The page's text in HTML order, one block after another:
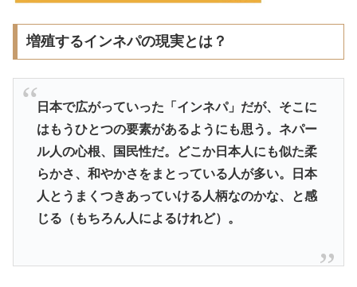
増殖するインネパの現実とは？
日本で広がっていった「インネパ」だが、そこに
はもうひとつの要素があるようにも思う。ネパー
ル人の心根、国民性だ。どこか日本人にも似た柔
らかさ、和やかさをまとっている人が多い。日本
人とうまくつきあっていける人柄なのかな、と感
じる（もちろん人によるけれど）。